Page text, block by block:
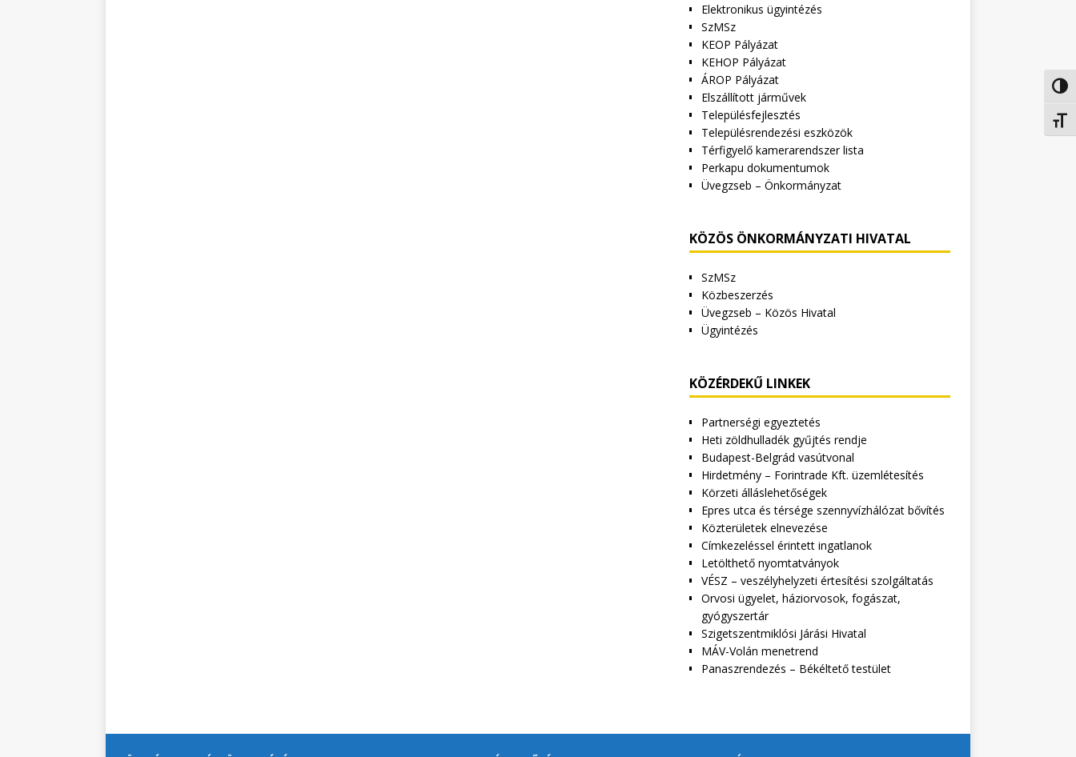
Elektronikus ügyintézés
SzMSz
KEOP Pályázat
KEHOP Pályázat
ÁROP Pályázat
Elszállított járművek
Településfejlesztés
Településrendezési eszközök
Térfigyelő kamerarendszer lista
Perkapu dokumentumok
Üvegzseb – Önkormányzat
KÖZÖS ÖNKORMÁNYZATI HIVATAL
SzMSz
Közbeszerzés
Üvegzseb – Közös Hivatal
Ügyintézés
KÖZÉRDEKŰ LINKEK
Partnerségi egyeztetés
Heti zöldhulladék gyűjtés rendje
Budapest-Belgrád vasútvonal
Hirdetmény – Forintrade Kft. üzemlétesítés
Körzeti álláslehetőségek
Epres utca és térsége szennyvízhálózat bővítés
Közterületek elnevezése
Címkezeléssel érintett ingatlanok
Letölthető nyomtatványok
VÉSZ – veszélyhelyzeti értesítési szolgáltatás
Orvosi ügyelet, háziorvosok, fogászat,
gyógyszertár
Szigetszentmiklósi Járási Hivatal
MÁV-Volán menetrend
Panaszrendezés – Békéltető testület